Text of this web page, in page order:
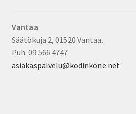
Vantaa
Säätökuja 2, 01520 Vantaa.
Puh. 09 566 4747
asiakaspalvelu@kodinkone.net